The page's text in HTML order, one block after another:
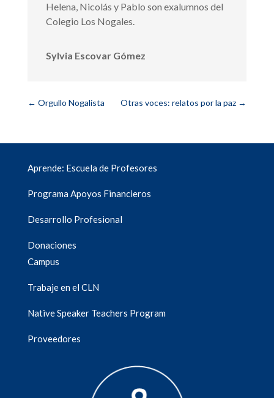
Helena, Nicolás y Pablo son exalumnos del
Colegio Los Nogales.
Sylvia Escovar Gómez
← Orgullo Nogalista Otras voces: relatos por la paz →
Aprende: Escuela de Profesores
Programa Apoyos Financieros
Desarrollo Profesional
Donaciones
Campus
Trabaje en el CLN
Native Speaker Teachers Program
Proveedores